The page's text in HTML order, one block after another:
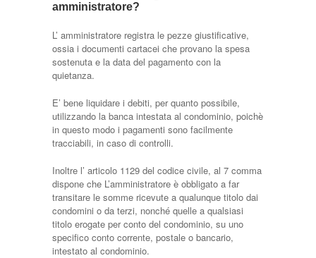
amministratore?
L’ amministratore registra le pezze giustificative,
ossia i documenti cartacei che provano la spesa
sostenuta e la data del pagamento con la
quietanza.
E’ bene liquidare i debiti, per quanto possibile,
utilizzando la banca intestata al condominio, poichè
in questo modo i pagamenti sono facilmente
tracciabili, in caso di controlli.
Inoltre l’ articolo 1129 del codice civile, al 7 comma
dispone che L’amministratore è obbligato a far
transitare le somme ricevute a qualunque titolo dai
condomini o da terzi, nonché quelle a qualsiasi
titolo erogate per conto del condominio, su uno
specifico conto corrente, postale o bancario,
intestato al condominio.